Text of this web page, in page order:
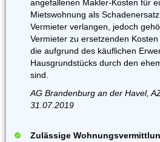
angefallenen Makler-Kosten für
Mietswohnung als
Vermieter verlangen, jedoch
Vermieter zu ersetzenden
die aufgrund des käuflichen
Hausgrundstücks durch den
sind.
AG Brandenburg an der Havel,
31.07.2019
Zulässige